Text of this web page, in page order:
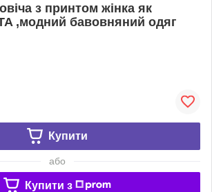
з принтом жінка як
,модний бавовняний одяг
Купити
або
Купити з